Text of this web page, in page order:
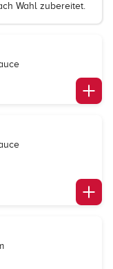
Wahl zubereitet.